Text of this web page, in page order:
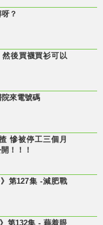
？
然後買襪買衫可以
院來電號碼
慘被停工三個月
！！！
第127集 -減肥戰
第132集 - 藉着眼